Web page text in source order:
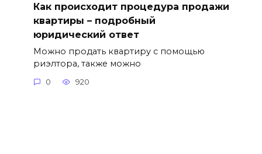
Как происходит процедура продажи
квартиры – подробный
юридический ответ
Можно продать квартиру с помощью
риэлтора, также можно
0 920